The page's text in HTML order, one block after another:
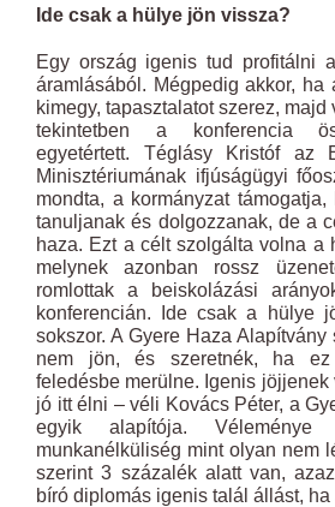
Ide csak a hülye jön vissza?
Egy ország igenis tud profitálni
áramlásából. Mégpedig akkor, ha
kimegy, tapasztalatot szerez,
tekintetben a konferencia
egyetértett. Téglásy Kristóf az
Minisztériumának ifjúságügyi
mondta, a kormányzat
tanuljanak és dolgozzanak, de a
haza. Ezt a célt szolgálta volna a
melynek azonban rossz
romlottak a beiskolázási
konferencián. Ide csak a hülye
sokszor. A Gyere Haza
nem jön, és szeretnék, ha
feledésbe merülne. Igenis jöjjenek
jó itt élni – véli Kovács Péter, a
egyik alapítója. Véleménye
munkanélküliség mint olyan nem
szerint 3 százalék alatt van,
bíró diplomás igenis talál állást, ha